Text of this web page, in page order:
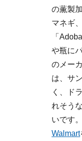
の薫製
マネギ
「
や瓶に
のメー
は、サ
く、ド
れそう
いです。
Walmart